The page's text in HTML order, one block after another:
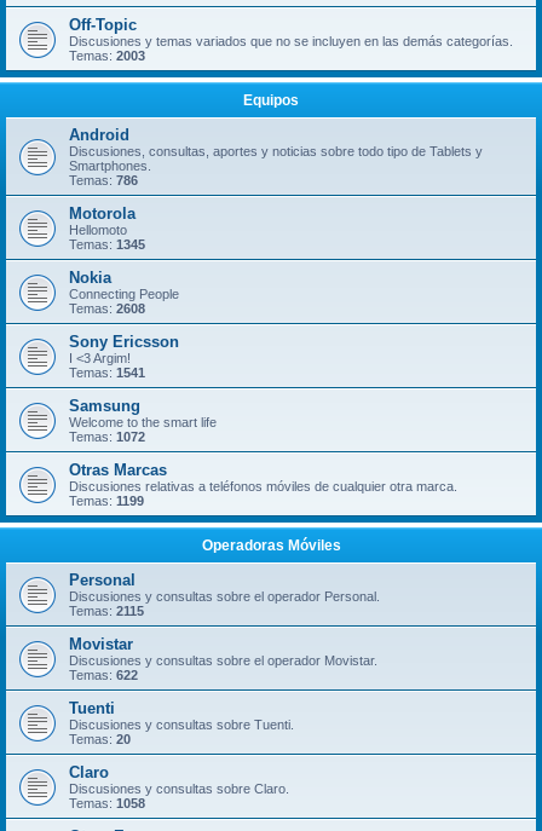
Off-Topic
Discusiones y temas variados que no se incluyen en las demás categorí­as.
Temas: 2003
Equipos
Android
Discusiones, consultas, aportes y noticias sobre todo tipo de Tablets y
Smartphones.
Temas: 786
Motorola
Hellomoto
Temas: 1345
Nokia
Connecting People
Temas: 2608
Sony Ericsson
I <3 Argim!
Temas: 1541
Samsung
Welcome to the smart life
Temas: 1072
Otras Marcas
Discusiones relativas a teléfonos móviles de cualquier otra marca.
Temas: 1199
Operadoras Móviles
Personal
Discusiones y consultas sobre el operador Personal.
Temas: 2115
Movistar
Discusiones y consultas sobre el operador Movistar.
Temas: 622
Tuenti
Discusiones y consultas sobre Tuenti.
Temas: 20
Claro
Discusiones y consultas sobre Claro.
Temas: 1058